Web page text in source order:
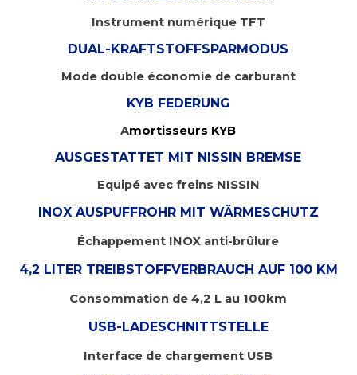
Instrument numérique TFT
DUAL-KRAFTSTOFFSPARMODUS
Mode double économie de carburant
KYB FEDERUNG
Amortisseurs KYB
AUSGESTATTET MIT NISSIN BREMSE
Equipé avec freins NISSIN
INOX AUSPUFFROHR MIT WÄRMESCHUTZ
Échappement INOX anti-brûlure
4,2 LITER TREIBSTOFFVERBRAUCH AUF 100 KM
Consommation de 4,2 L au 100km
USB-LADESCHNITTSTELLE
Interface de chargement USB